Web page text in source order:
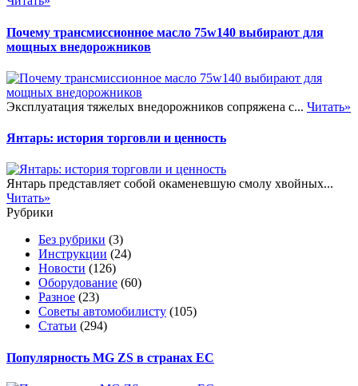
Почему трансмиссионное масло 75w140 выбирают для
мощных внедорожников
Эксплуатация тяжелых внедорожников сопряжена с... Читать»
Янтарь: история торговли и ценность
Янтарь представляет собой окаменевшую смолу хвойных...
Читать»
Рубрики
Без рубрики (3)
Инструкции (24)
Новости (126)
Оборудование (60)
Разное (23)
Советы автомобилисту (105)
Статьи (294)
Популярность MG ZS в странах ЕС